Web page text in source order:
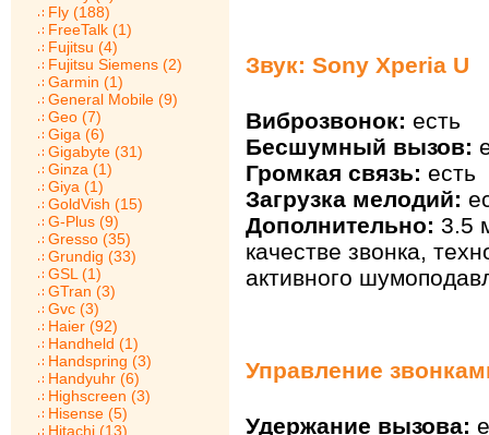
Fly (188)
FreeTalk (1)
Fujitsu (4)
Fujitsu Siemens (2)
Garmin (1)
General Mobile (9)
Geo (7)
Giga (6)
Gigabyte (31)
Ginza (1)
Giya (1)
GoldVish (15)
G-Plus (9)
Gresso (35)
Grundig (33)
GSL (1)
GTran (3)
Gvc (3)
Haier (92)
Handheld (1)
Handspring (3)
Handyuhr (6)
Highscreen (3)
Hisense (5)
Hitachi (13)
Звук: Sony Xperia U
Виброзвонок: есть
Бесшумный вызов:
Громкая связь: есть
Загрузка мелодий:
Дополнительно: 3.5
качестве звонка,
активного
Управление
Удержание вызова: